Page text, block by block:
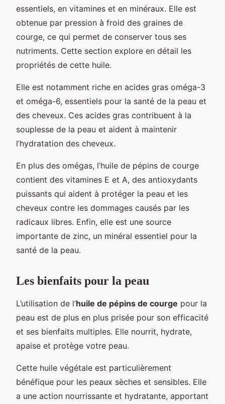
essentiels, en vitamines et en minéraux. Elle est
obtenue par pression à froid des graines de
courge, ce qui permet de conserver tous ses
nutriments. Cette section explore en détail les
propriétés de cette huile.
Elle est notamment riche en acides gras oméga-3
et oméga-6, essentiels pour la santé de la peau et
des cheveux. Ces acides gras contribuent à la
souplesse de la peau et aident à maintenir
l’hydratation des cheveux.
En plus des omégas, l’huile de pépins de courge
contient des vitamines E et A, des antioxydants
puissants qui aident à protéger la peau et les
cheveux contre les dommages causés par les
radicaux libres. Enfin, elle est une source
importante de zinc, un minéral essentiel pour la
santé de la peau.
Les bienfaits pour la peau
L’utilisation de l’huile de pépins de courge pour la
peau est de plus en plus prisée pour son efficacité
et ses bienfaits multiples. Elle nourrit, hydrate,
apaise et protège votre peau.
Cette huile végétale est particulièrement
bénéfique pour les peaux sèches et sensibles. Elle
a une action nourrissante et hydratante, apportant